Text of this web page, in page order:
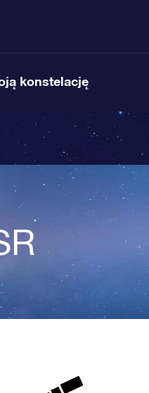
konstelację